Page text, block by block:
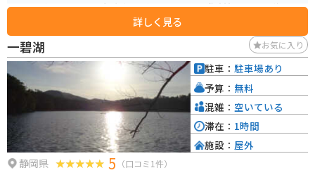
特産品を扱うショップは観光客に人気です。 また、遊覧船に乗れば、海上か
ら伊東の街並みや伊豆大島などを眺めることができます。 バイクで訪れる場
合は、道の駅に隣接する無料駐車場が利用できます。 周辺には、城ヶ崎海岸
や大室山など、風光明媚な観光スポットも点在しており、ツーリングの拠点
としても最適です。 伊東マリンタウンは、海と山の幸を満喫できる、魅力的
な観光スポットと言えるでしょう。
詳しく見る
一碧湖 お気に入り
静岡県 5 （口コミ1件）
駐車： 駐車場あり
予算： 無料
混雑： 空いている
滞在： 1時間
施設： 屋外